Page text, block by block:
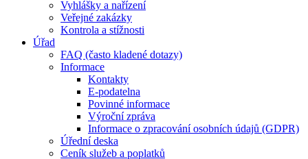
Vyhlášky a nařízení
Veřejné zakázky
Kontrola a stížnosti
Úřad
FAQ (často kladené dotazy)
Informace
Kontakty
E-podatelna
Povinné informace
Výroční zpráva
Informace o zpracování osobních údajů (GDPR)
Úřední deska
Ceník služeb a poplatků